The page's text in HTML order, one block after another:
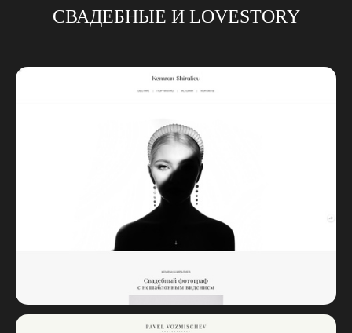
СВАДЕБНЫЕ И LOVESTORY